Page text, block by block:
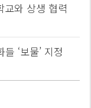
교와 상생 협력
‘보물’ 지정